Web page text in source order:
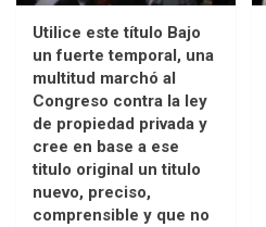
Utilice este título Bajo
un fuerte temporal, una
multitud marchó al
Congreso contra la ley
de propiedad privada y
cree en base a ese
titulo original un titulo
nuevo, preciso,
comprensible y que no